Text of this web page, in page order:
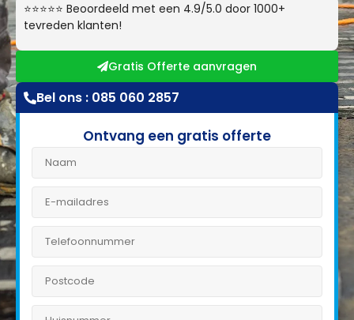
⭐⭐⭐⭐⭐ Beoordeeld met een 4.9/5.0 door 1000+
tevreden klanten!
Gratis Offerte aanvragen
Bel ons : 085 060 2857
Ontvang een gratis offerte